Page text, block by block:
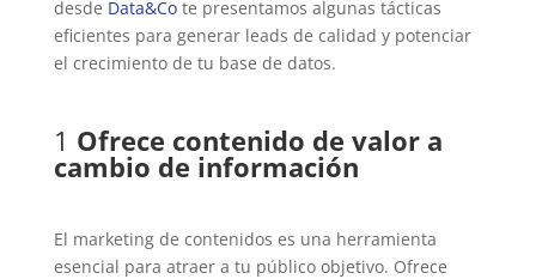
desde Data&Cote presentamos algunas tácticas
eficientes para generar leads de calidad y potenciar
el crecimiento de tu base de datos.
1 Ofrece contenido de valor a
cambio de información
El marketing de contenidos es una herramienta
esencial para atraer a tu público objetivo. Ofrece